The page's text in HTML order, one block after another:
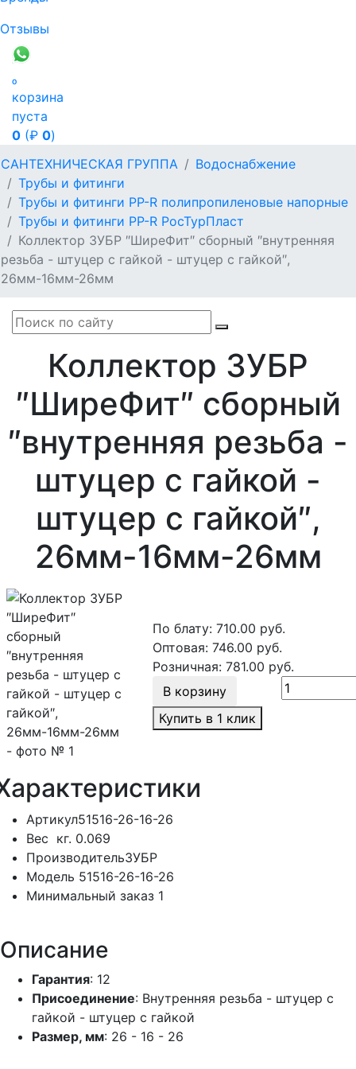
Отзывы

корзина
пуста
0 (₽ 0)
САНТЕХНИЧЕСКАЯ ГРУППА
Водоснабжение
Трубы и фитинги
Трубы и фитинги PP-R полипропиленовые напорные
Трубы и фитинги PP-R РосТурПласт
Коллектор ЗУБР ″ШиреФит″ сборный ″внутренняя
резьба - штуцер с гайкой - штуцер с гайкой″,
26мм-16мм-26мм
Коллектор ЗУБР
″ШиреФит″ сборный
″внутренняя резьба -
штуцер с гайкой -
штуцер с гайкой″,
26мм-16мм-26мм
Артикул51516-26-16-26
Вес кг. 0.069
ПроизводительЗУБР
Модель 51516-26-16-26
Минимальный заказ 1
По блату: 710.00 руб.
Оптовая: 746.00 руб.
Розничная: 781.00 руб.
В корзину
Купить в 1 клик
Описание
Гарантия: 12
Присоединение: Внутренняя резьба - штуцер с
гайкой - штуцер с гайкой
Размер, мм: 26 - 16 - 26